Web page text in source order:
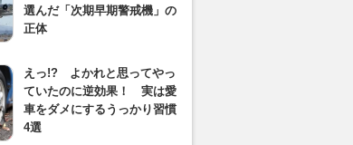
選んだ「次期早期警戒機」の
正体
えっ!? よかれと思ってやっ
ていたのに逆効果！ 実は愛
車をダメにするうっかり習慣
4選